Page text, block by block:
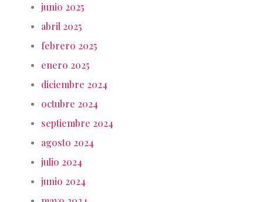
junio 2025
abril 2025
febrero 2025
enero 2025
diciembre 2024
octubre 2024
septiembre 2024
agosto 2024
julio 2024
junio 2024